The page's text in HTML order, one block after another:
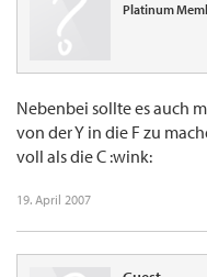
Platinum
Nebenbei sollte es auch
von der Y in die F zu
voll als die C :wink:
19. April 2007